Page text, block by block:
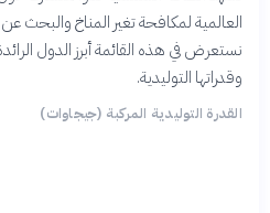
العالمية لمكافحة تغير المناخ والبحث
نستعرض في هذه القائمة أبرز الدول
وقدراتها التوليدية.
القدرة التوليدية المركبة (جيجاوات)